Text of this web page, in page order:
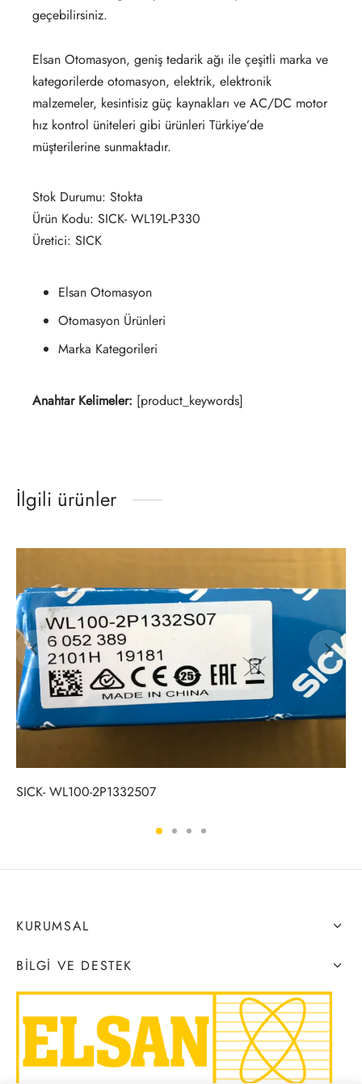
geçebilirsiniz.
Elsan Otomasyon, geniş tedarik ağı ile çeşitli marka ve
kategorilerde otomasyon, elektrik, elektronik
malzemeler, kesintisiz güç kaynakları ve AC/DC motor
hız kontrol üniteleri gibi ürünleri Türkiye’de
müşterilerine sunmaktadır.
Stok Durumu: Stokta
Ürün Kodu: SICK- WL19L-P330
Üretici: SICK
Elsan Otomasyon
Otomasyon Ürünleri
Marka Kategorileri
Anahtar Kelimeler: [product_keywords]
İlgili ürünler
SICK- WL100-2P1332507
KURUMSAL
BILGI VE DESTEK